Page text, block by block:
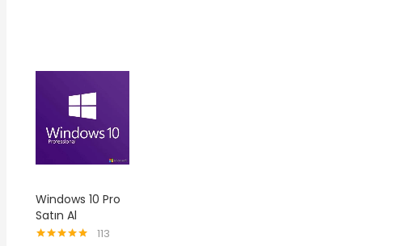
Windows 10 Pro
Satın Al
113